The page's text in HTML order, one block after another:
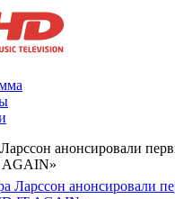
анонсировали
AGAIN»